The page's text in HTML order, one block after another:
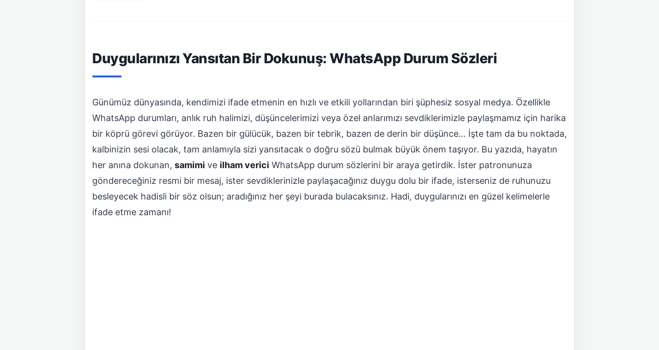
Duygularınızı Yansıtan Bir Dokunuş: WhatsApp Durum Sözleri
Günümüz dünyasında, kendimizi ifade etmenin en hızlı ve etkili yollarından biri şüphesiz sosyal medya. Özellikle
WhatsApp durumları, anlık ruh halimizi, düşüncelerimizi veya özel anlarımızı sevdiklerimizle paylaşmamız için harika
bir köprü görevi görüyor. Bazen bir gülücük, bazen bir tebrik, bazen de derin bir düşünce… İşte tam da bu noktada,
kalbinizin sesi olacak, tam anlamıyla sizi yansıtacak o doğru sözü bulmak büyük önem taşıyor. Bu yazıda, hayatın
her anına dokunan, samimi ve ilham verici WhatsApp durum sözlerini bir araya getirdik. İster patronunuza
göndereceğiniz resmi bir mesaj, ister sevdiklerinizle paylaşacağınız duygu dolu bir ifade, isterseniz de ruhunuzu
besleyecek hadisli bir söz olsun; aradığınız her şeyi burada bulacaksınız. Hadi, duygularınızı en güzel kelimelerle
ifade etme zamanı!